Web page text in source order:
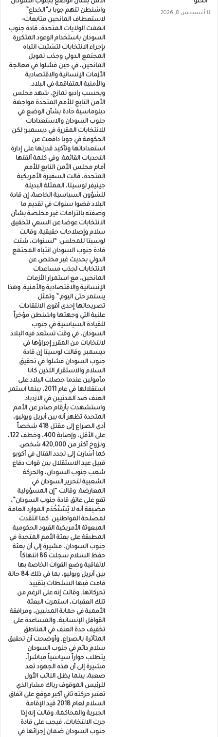
أغسطس 8, 2026
واشنطن تتهم جوبا بـ”الخداع”
لاستعطاف المانحين متابعات-
اتهمت الولايات المتحدة، قادة جنوب
السودان باستخدام الوعود المتكررة
بإجراء الانتخابات لتشتيت انتباه
المجتمع الدولي وجذب تمويل
المانحين، في حين فشلوا في معالجة
الأزمات الإنسانية والاقتصادية
والأمنية المتفاقمة في البلاد.
وبحسب راديو تمازج، شهد مجلس
الأمن التابع للأمم المتحدة مواجهة
دبلوماسية حادة بشأن الوضع في
جنوب السودان والاستعدادات
للانتخابات المقررة في ديسمبر؛ لكن
الحكومة في جوبا دافعت عن
استعداداتها وتأكيد قدرتها على إدارة
التحديات القائمة. وفي كلمة ألقتها
أمام مجلس الأمن التابع للأمم
المتحدة، قالت السفيرة الأمريكية
جينيفر لوسيتا، الممثلة البديلة
للشؤون السياسية الخاصة، إن قادة
البلاد قضوا سنوات في تقديم ما
وصفته بالتزامات غير مخلصة بشأن
الانتخابات عوضا عن السعي لتحقيق
سلام وإصلاحات حقيقية. وقالت
لوسيتا للمجلس: “لسنوات، شتت
قادة جنوب السودان انتباه المجتمع
الدولي بحديث غير مخلص عن
الانتخابات لجذب مساعدات
المانحين، مع استمرار الأزمات
الإنسانية والاقتصادية والأمنية. وهذا
يستمر حتى اليوم.” وتمثل
تصريحاتها إحدى أقوى الانتقادات
علنية التي وجهتها واشنطن مؤخراً
للقيادة السياسية في جنوب
السودان، في وقت تستعد فيه البلاد
لانتخابات من المقرر إجراؤها في
ديسمبر. وقالت لوسيتا إن قادة
جنوب السودان فشلوا في تحقيق
السلام والاستقرار اللذين كانا
مأمولين عندما حصلت البلاد على
استقلالها في عام 2011، بينما استمر
العنف ضد المدنيين في الازدياد.
واستشهدت بأرقام صادر عن الأمم
المتحدة تظهر أنه بين أبريل ويوليو،
أدى الصراع إلى مقتل 418 شخصاً
على الأقل، وإصابة 400، وخطف 122،
ونزوح أكثر من 420,000 شخص.
كما أشارت إلى تجدد القتال في أكوبو
قبيل عيد الاستقلال بين قوات دفاع
شعب جنوب السودان، والحركة
الشعبية لتحرير السودان في
المعارضة. وقالت “إن المسؤولية
تقع على عاتق قادة جنوب السودان”،
مضيفة أنه لا يُسْتَخْدَم الموارد العامة
لمصلحة المواطنين. كما انتقدت
المبعوثة الأمريكية القيود الحكومية
المطبقة على بعثة الأمم المتحدة في
جنوب السودان، مشيرة إلى أن بعثة
حفظ السلام سجلت 86 انتهاكاً
لاتفاقية وضع القوات الخاصة بها
بين أبريل ويوليو، بما في ذلك 84 حالة
قامت فيها السلطات بتقييد
تحركاتها. وقالت إنه على الرغم من
تلك العقبات، استمرت البعثة
الأممية في حماية المدنيين، ومرافقة
القوافل الإنسانية، والمساعدة على
تخفيف حدة العنف في المناطق
المتأثرة بالصراع. وأوضحت أن تحقيق
سلام دائم في جنوب السودان
يتطلب حواراً سياسياً مباشراً،
مشيرة إلى أن هذه الجهود تعد
صعبة، بينما يظل النائب الأول
للرئيس الموقوف رياك مشار الذي
تعتبر حركته ثاني أكبر موقع على اتفاق
السلام لعام 2018 قيد الإقامة
الجبرية والمحاكمة. وقالت إنه إذا
جرت الانتخابات، فيجب على قادة
جنوب السودان ضمان إجرائها في